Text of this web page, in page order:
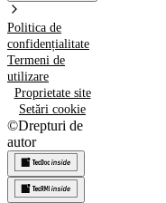
Politica de
confidențialitate
Termeni de
utilizare
Proprietate site
Setări cookie
©Drepturi de
autor